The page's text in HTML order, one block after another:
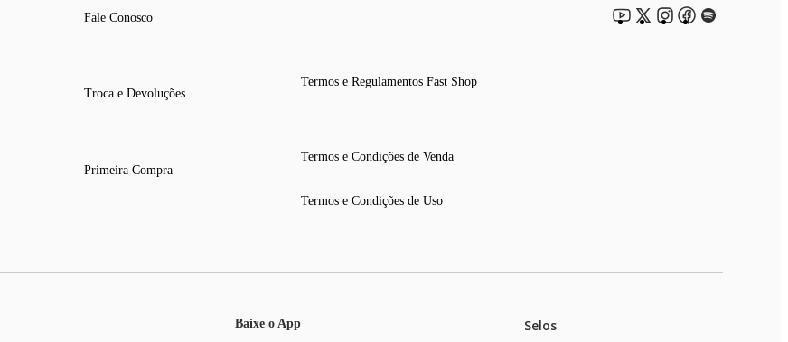
Fale Conosco
Troca e Devoluções
Primeira Compra
Termos e Regulamentos Fast Shop
Termos e Condições de Venda
Termos e Condições de Uso
Baixe o App Selos